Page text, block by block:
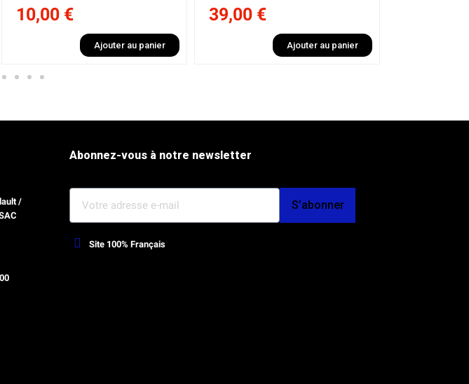
/
Abonnez-vous à notre newsletter
S’abonner
Site 100% Français